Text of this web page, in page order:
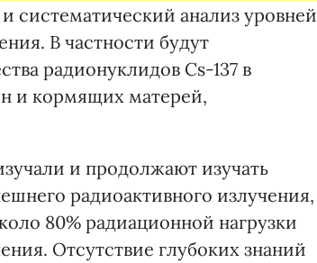
систематический анализ уровней
В частности будут
радионуклидов Cs-137 в
и кормящих матерей,
и продолжают изучать
радиоактивного излучения,
80% радиационной нагрузки
Отсутствие глубоких знаний